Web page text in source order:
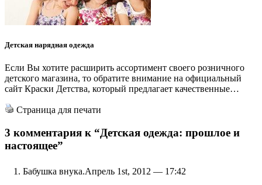
Детская нарядная одежда
Если Вы хотите расширить ассортимент своего розничного
детского магазина, то обратите внимание на официальный
сайт Краски Детства, который предлагает качественные…
Страница для печати
3 комментария к “Детская одежда: прошлое и
настоящее”
Бабушка внука.Апрель 1st, 2012 — 17:42